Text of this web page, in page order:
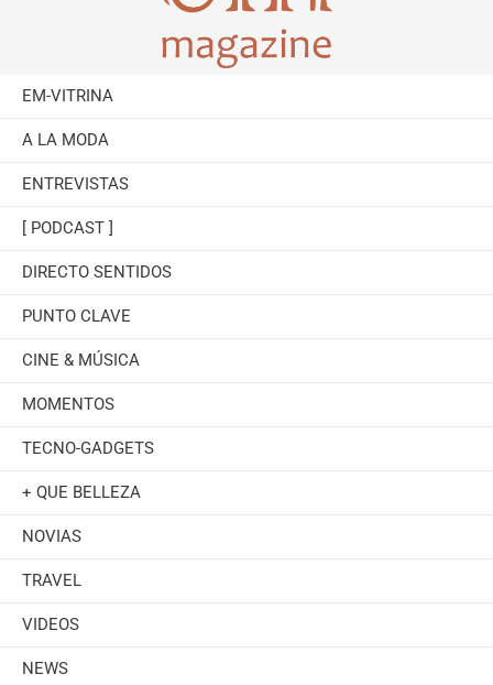
EM-VITRINA
A LA MODA
ENTREVISTAS
[ PODCAST ]
DIRECTO SENTIDOS
PUNTO CLAVE
CINE & MÚSICA
MOMENTOS
TECNO-GADGETS
+ QUE BELLEZA
NOVIAS
TRAVEL
VIDEOS
NEWS